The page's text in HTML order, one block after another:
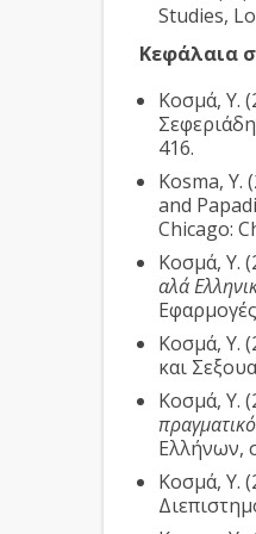
Studies,
Κεφάλαια
Κοσμά, Υ.
416.
Kosma, Y.
and
Chicago:
Κοσμά, Υ.
αλά
Κοσμά, Y.
και
Κοσμά, Y.
Ελλήνων,
Κοσμά, Y.